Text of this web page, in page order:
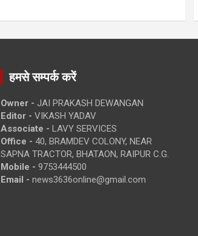
हमसे सम्पर्क करें
Owner - JAI PRAKASH DEWANGAN
Editor - VIKASH YADAV
Associate - LAVY SERVICES
Office - 40, BRAMDEV COLONY, NEAR
SAPNA TRACTOR, BHATAON, RAIPUR C.G.
Mobile - 9753444500
Email - news3636online@gmail.com